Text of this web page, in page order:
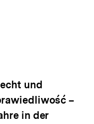
und
–
in der